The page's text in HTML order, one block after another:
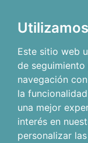
Este sitio web
de
navegación
la
una mejor
interés en
personalizar